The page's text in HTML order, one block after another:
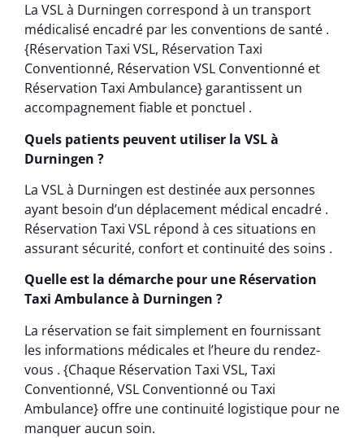
La VSL à Durningen correspond à un transport
médicalisé encadré par les conventions de santé .
{Réservation Taxi VSL, Réservation Taxi
Conventionné, Réservation VSL Conventionné et
Réservation Taxi Ambulance} garantissent un
accompagnement fiable et ponctuel .
Quels patients peuvent utiliser la VSL à
Durningen ?
La VSL à Durningen est destinée aux personnes
ayant besoin d’un déplacement médical encadré .
Réservation Taxi VSL répond à ces situations en
assurant sécurité, confort et continuité des soins .
Quelle est la démarche pour une Réservation
Taxi Ambulance à Durningen ?
La réservation se fait simplement en fournissant
les informations médicales et l’heure du rendez-
vous . {Chaque Réservation Taxi VSL, Taxi
Conventionné, VSL Conventionné ou Taxi
Ambulance} offre une continuité logistique pour ne
manquer aucun soin.